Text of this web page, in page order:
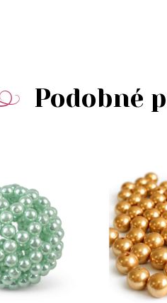
Podobné